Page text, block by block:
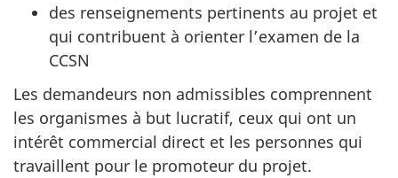
des renseignements pertinents au projet et
qui contribuent à orienter l’examen de la
CCSN
Les demandeurs non admissibles comprennent
les organismes à but lucratif, ceux qui ont un
intérêt commercial direct et les personnes qui
travaillent pour le promoteur du projet.